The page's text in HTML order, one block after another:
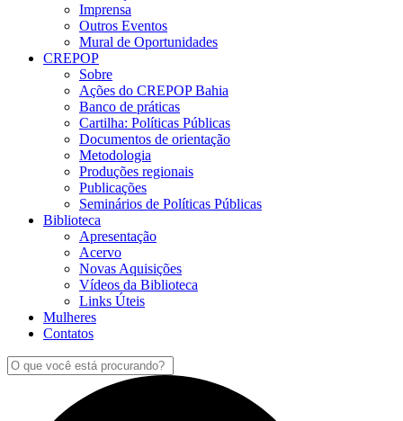
Imprensa
Outros Eventos
Mural de Oportunidades
CREPOP
Sobre
Ações do CREPOP Bahia
Banco de práticas
Cartilha: Políticas Públicas
Documentos de orientação
Metodologia
Produções regionais
Publicações
Seminários de Políticas Públicas
Biblioteca
Apresentação
Acervo
Novas Aquisições
Vídeos da Biblioteca
Links Úteis
Mulheres
Contatos